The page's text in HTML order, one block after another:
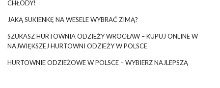
CHŁODY!
JAKĄ SUKIENKĘ NA WESELE WYBRAĆ ZIMĄ?
SZUKASZ HURTOWNIA ODZIEŻY WROCŁAW – KUPUJ ONLINE W
NAJWIĘKSZEJ HURTOWNI ODZIEŻY W POLSCE
HURTOWNIE ODZIEŻOWE W POLSCE – WYBIERZ NAJLEPSZĄ